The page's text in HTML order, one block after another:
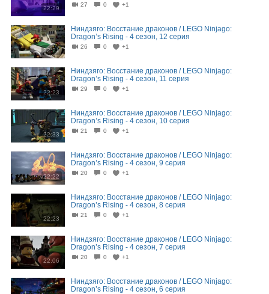
22:29
27 0 +1
22:21
Ниндзяго: Восстание драконов / LEGO Ninjago:
Dragon’s Rising - 4 сезон, 12 серия
26 0 +1
22:23
Ниндзяго: Восстание драконов / LEGO Ninjago:
Dragon’s Rising - 4 сезон, 11 серия
29 0 +1
22:33
Ниндзяго: Восстание драконов / LEGO Ninjago:
Dragon’s Rising - 4 сезон, 10 серия
21 0 +1
22:22
Ниндзяго: Восстание драконов / LEGO Ninjago:
Dragon’s Rising - 4 сезон, 9 серия
20 0 +1
22:23
Ниндзяго: Восстание драконов / LEGO Ninjago:
Dragon’s Rising - 4 сезон, 8 серия
21 0 +1
22:06
Ниндзяго: Восстание драконов / LEGO Ninjago:
Dragon’s Rising - 4 сезон, 7 серия
20 0 +1
Ниндзяго: Восстание драконов / LEGO Ninjago:
Dragon’s Rising - 4 сезон, 6 серия